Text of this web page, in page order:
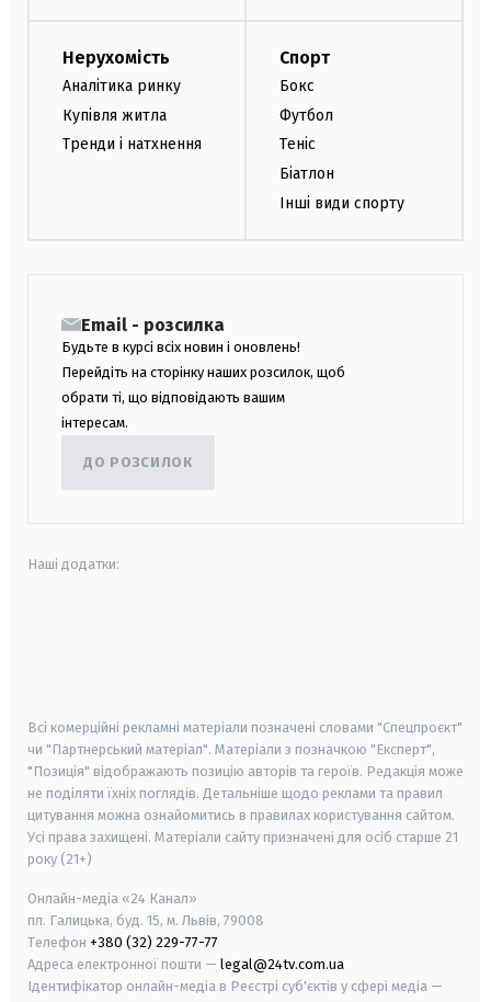
Нерухомість
Аналітика ринку
Купівля житла
Тренди і натхнення
Спорт
Бокс
Футбол
Теніс
Біатлон
Інші види спорту
Email - розсилка
Будьте в курсі всіх новин і оновлень!
Перейдіть на сторінку наших розсилок, щоб
обрати ті, що відповідають вашим
інтересам.
ДО РОЗСИЛОК
Наші додатки:
Всі комерційні рекламні матеріали позначені словами "Спецпроєкт"
чи "Партнерський матеріал". Матеріали з позначкою "Експерт",
"Позиція" відображають позицію авторів та героїв. Редакція може
не поділяти їхніх поглядів. Детальніше щодо реклами та правил
цитування можна ознайомитись в правилах користування сайтом.
Усі права захищені. Матеріали сайту призначені для осіб старше 21
року (21+)
Онлайн-медіа «24 Канал»
пл. Галицька, буд. 15, м. Львів, 79008
Телефон +380 (32) 229-77-77
Адреса електронної пошти — legal@24tv.com.ua
Ідентифікатор онлайн-медіа в Реєстрі суб'єктів у сфері медіа —